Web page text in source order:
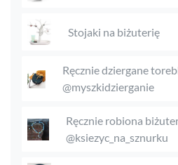
Stojaki na biżuterię
Ręcznie dziergane
@myszkidzierganie
Ręcznie robiona
@ksiezyc_na_sznurku